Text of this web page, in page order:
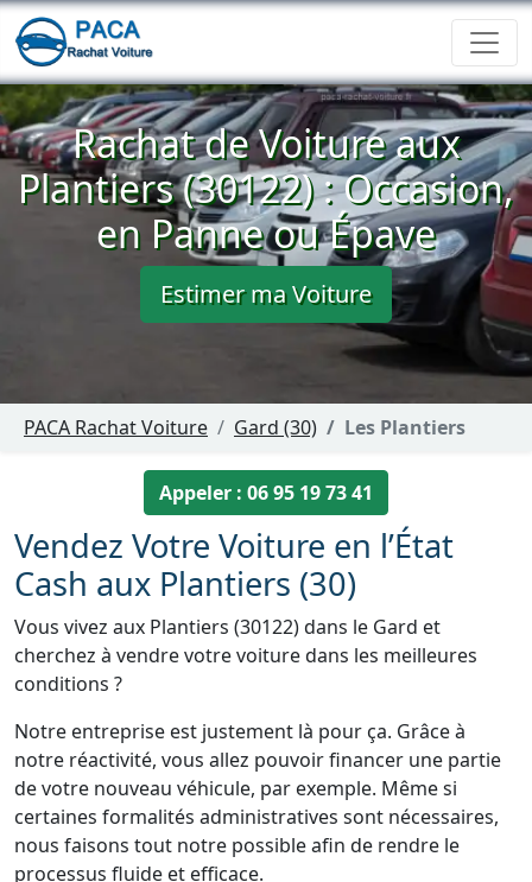
Rachat de Voiture aux
Plantiers (30122) : Occasion,
en Panne ou Épave
Estimer ma Voiture
PACA Rachat Voiture Gard (30) Les Plantiers
Appeler : 06 95 19 73 41
Vendez Votre Voiture en l’État
Cash aux Plantiers (30)
Vous vivez aux Plantiers (30122) dans le Gard et
cherchez à vendre votre voiture dans les meilleures
conditions ?
Notre entreprise est justement là pour ça. Grâce à
notre réactivité, vous allez pouvoir financer une partie
de votre nouveau véhicule, par exemple. Même si
certaines formalités administratives sont nécessaires,
nous faisons tout notre possible afin de rendre le
processus fluide et efficace.